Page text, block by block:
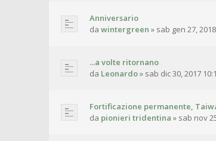
Anniversario
da wintergreen » sab gen 27,
...a volte ritornano
da Leonardo» sab dic 30, 2017
Fortificazione permanente,
da pionieri tridentina » sab nov